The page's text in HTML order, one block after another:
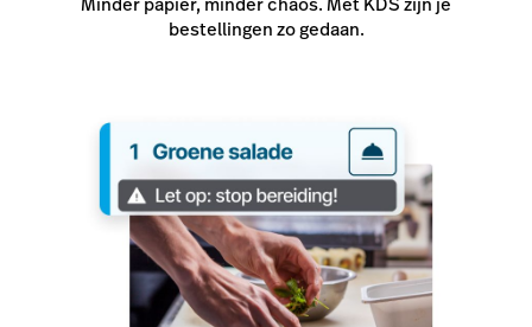
bestellingen zo gedaan.